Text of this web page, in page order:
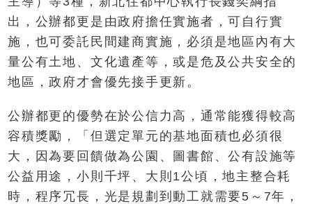
出，公辦都更是由政府擔任實施者，可自行實
施，也可委託民間建商實施，必須是地區內有大
量公有土地、文化遺產等，或是危及公共安全的
地區，政府才會優先接手更新。
公辦都更的優勢在於公信力高，通常能獲得較高
容積獎勵，「但選定單元的基地面積也必須很
大，因為要回饋做為公園、圖書館、公有設施等
公益用途，小則千坪、大則1公頃，地主整合耗
時，程序冗長，光是規劃到動工就需要5～7年，